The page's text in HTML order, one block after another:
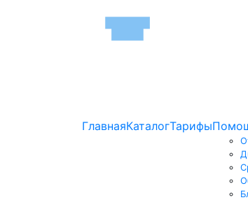
ГлавнаяКаталогТарифы